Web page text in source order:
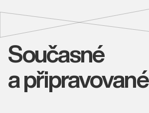
Současné
a připravované